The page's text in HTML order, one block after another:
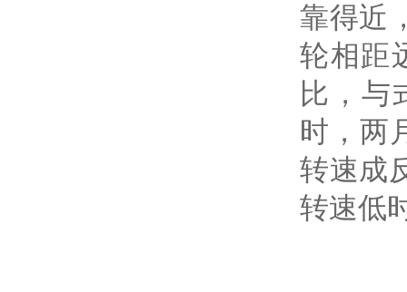
靠得近
轮相距
比，与
时，两
转速成
转速低